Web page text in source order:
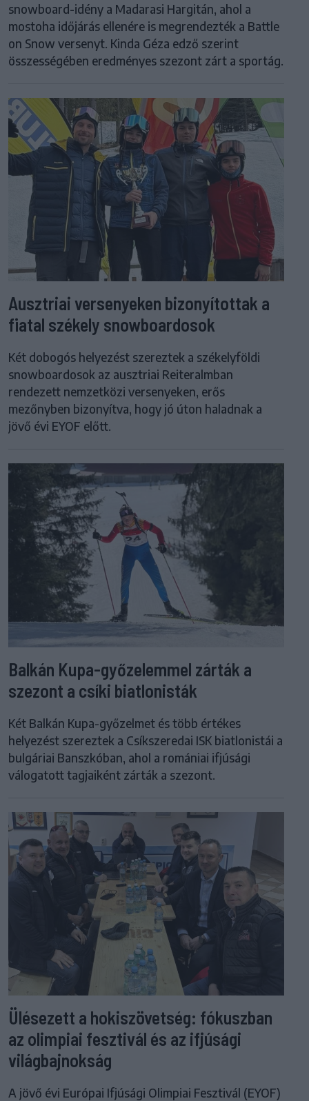
snowboard-idény a Madarasi Hargitán, ahol a
mostoha időjárás ellenére is megrendezték a Battle
on Snow versenyt. Kinda Géza edző szerint
összességében eredményes szezont zárt a sportág.
Ausztriai versenyeken bizonyítottak a
fiatal székely snowboardosok
Két dobogós helyezést szereztek a székelyföldi
snowboardosok az ausztriai Reiteralmban
rendezett nemzetközi versenyeken, erős
mezőnyben bizonyítva, hogy jó úton haladnak a
jövő évi EYOF előtt.
Balkán Kupa-győzelemmel zárták a
szezont a csíki biatlonisták
Két Balkán Kupa-győzelmet és több értékes
helyezést szereztek a Csíkszeredai ISK biatlonistái a
bulgáriai Banszkóban, ahol a romániai ifjúsági
válogatott tagjaiként zárták a szezont.
Ülésezett a hokiszövetség: fókuszban
az olimpiai fesztivál és az ifjúsági
világbajnokság
A jövő évi Európai Ifjúsági Olimpiai Fesztivál (EYOF)